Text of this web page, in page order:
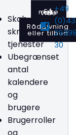
Skab
skræddersyede
tjenester
Ubegrænset
antal
kalendere
og
brugere
Brugerroller
Rådgivning
eller tilbud
Få mere at vide+49
30